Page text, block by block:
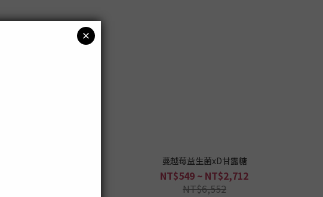
蔓越莓益生菌xD甘露糖
NT$549 ~ NT$2,712
NT$6,552